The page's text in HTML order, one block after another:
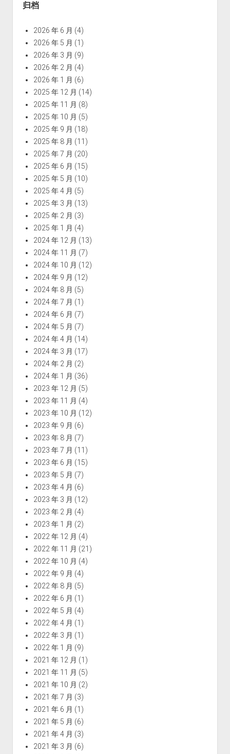
归档
2026 年 6 月 (4)
2026 年 5 月 (1)
2026 年 3 月 (9)
2026 年 2 月 (4)
2026 年 1 月 (6)
2025 年 12 月 (14)
2025 年 11 月 (8)
2025 年 10 月 (5)
2025 年 9 月 (18)
2025 年 8 月 (11)
2025 年 7 月 (20)
2025 年 6 月 (15)
2025 年 5 月 (10)
2025 年 4 月 (5)
2025 年 3 月 (13)
2025 年 2 月 (3)
2025 年 1 月 (4)
2024 年 12 月 (13)
2024 年 11 月 (7)
2024 年 10 月 (12)
2024 年 9 月 (12)
2024 年 8 月 (5)
2024 年 7 月 (1)
2024 年 6 月 (7)
2024 年 5 月 (7)
2024 年 4 月 (14)
2024 年 3 月 (17)
2024 年 2 月 (2)
2024 年 1 月 (36)
2023 年 12 月 (5)
2023 年 11 月 (4)
2023 年 10 月 (12)
2023 年 9 月 (6)
2023 年 8 月 (7)
2023 年 7 月 (11)
2023 年 6 月 (15)
2023 年 5 月 (7)
2023 年 4 月 (6)
2023 年 3 月 (12)
2023 年 2 月 (4)
2023 年 1 月 (2)
2022 年 12 月 (4)
2022 年 11 月 (21)
2022 年 10 月 (4)
2022 年 9 月 (4)
2022 年 8 月 (5)
2022 年 6 月 (1)
2022 年 5 月 (4)
2022 年 4 月 (1)
2022 年 3 月 (1)
2022 年 1 月 (9)
2021 年 12 月 (1)
2021 年 11 月 (5)
2021 年 10 月 (2)
2021 年 7 月 (3)
2021 年 6 月 (1)
2021 年 5 月 (6)
2021 年 4 月 (3)
2021 年 3 月 (6)